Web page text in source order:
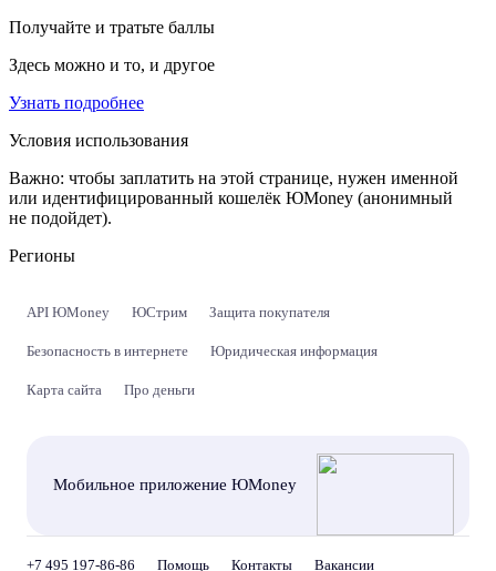
Получайте и тратьте баллы
Здесь можно и то, и другое
Узнать подробнее
Условия использования
Важно: чтобы заплатить на этой странице, нужен именной
или идентифицированный кошелёк ЮMoney (анонимный
не подойдет).
Регионы
API ЮMoney ЮСтрим Защита покупателя
Безопасность в интернете Юридическая информация
Карта сайта Про деньги
Мобильное приложение ЮMoney
+7 495 197-86-86 Помощь Контакты Вакансии